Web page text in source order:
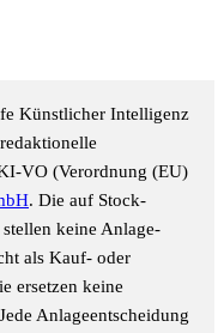
Künstlicher Intelligenz
VO (Verordnung (EU)
. Die auf Stock-
keine Anlage-
als Kauf- oder
ersetzen keine
Anlageentscheidung